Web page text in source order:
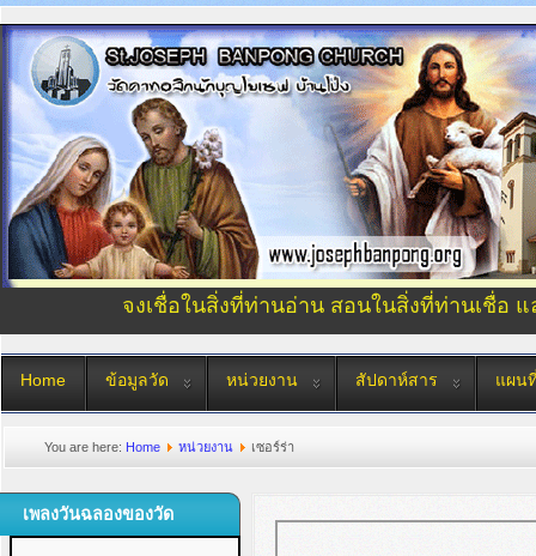
จงเชื่อในสิ่งที่ท่านอ่าน สอนในสิ่งที่ท่านเชื่อ
Home ข้อมูลวัด หน่วยงาน สัปดาห์สาร แผน
You are here: Home หน่วยงาน เซอร์ร่า
เพลงวันฉลองของวัด